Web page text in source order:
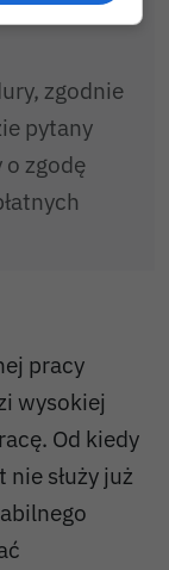
za nie
zgodnie
pytany
zgodę
pracy
wysokiej
Od kiedy
służy już